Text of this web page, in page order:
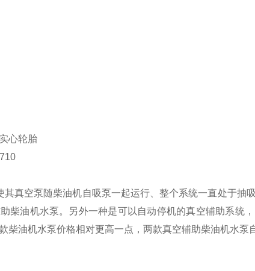
心轮胎
其真空泵随柴油机自吸泵一起运行、整个系统一直处于抽
柴油机水泵。另外一种是可以自动停机的真空辅助系统
柴油机水泵价格相对更高一点，两款真空辅助柴油机水泵